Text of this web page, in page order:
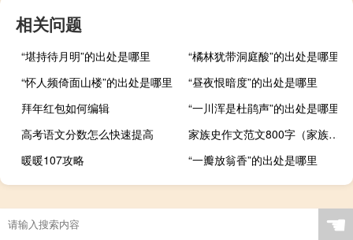
相关问题
“堪持待月明”的出处是哪里
“橘林犹带洞庭酸”的出处是哪里
“怀人频倚面山楼”的出处是哪里
“昼夜恨暗度”的出处是哪里
拜年红包如何编辑
“一川浑是杜鹃声”的出处是哪里
高考语文分数怎么快速提高
家族史作文范文800字（家族史游戏）
暖暖107攻略
“一瓣放翁香”的出处是哪里
☚